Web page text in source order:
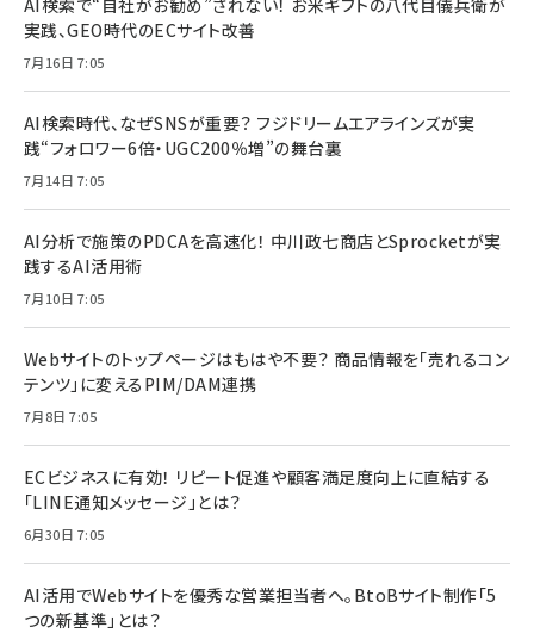
実践、GEO時代のECサイト改善
7月16日 7:05
AI検索時代、なぜSNSが重要？ フジドリームエアラインズが実
践“フォロワー6倍・UGC200％増”の舞台裏
7月14日 7:05
AI分析で施策のPDCAを高速化！ 中川政七商店とSprocketが実
践するAI活用術
7月10日 7:05
Webサイトのトップページはもはや不要？ 商品情報を「売れるコン
テンツ」に変えるPIM/DAM連携
7月8日 7:05
ECビジネスに有効！ リピート促進や顧客満足度向上に直結する
「LINE通知メッセージ」とは？
6月30日 7:05
AI活用でWebサイトを優秀な営業担当者へ。BtoBサイト制作「5
つの新基準」とは？